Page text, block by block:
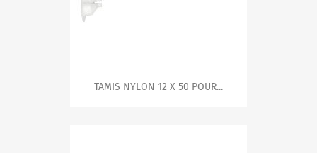
TAMIS NYLON 12 X 50 POUR...